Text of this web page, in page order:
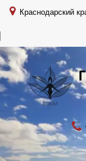
Краснодарский